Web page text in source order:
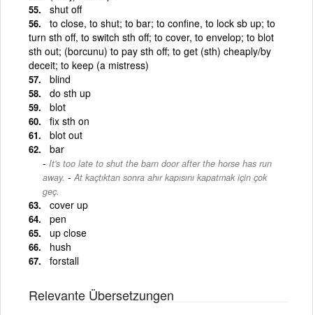
shut off
to close, to shut; to bar; to confine, to lock sb up; to
turn sth off, to switch sth off; to cover, to envelop; to blot
sth out; (borcunu) to pay sth off; to get (sth) cheaply/by
deceit; to keep (a mistress)
blind
do sth up
blot
fix sth on
blot out
bar
It's too late to shut the barn door after the horse has run
away. - At kaçtıktan sonra ahır kapısını kapatmak için çok
geç.
cover up
pen
up close
hush
forstall
Relevante Übersetzungen